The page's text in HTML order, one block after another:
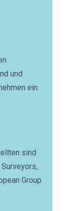
und
ein
sind
Group